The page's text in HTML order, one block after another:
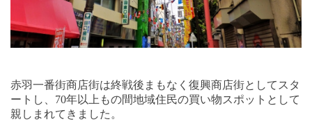
赤羽一番街商店街は終戦後まもなく復興商店街としてスタ
ートし、 70年以上もの間地域住民の買い物スポットとして
親しまれてきました。